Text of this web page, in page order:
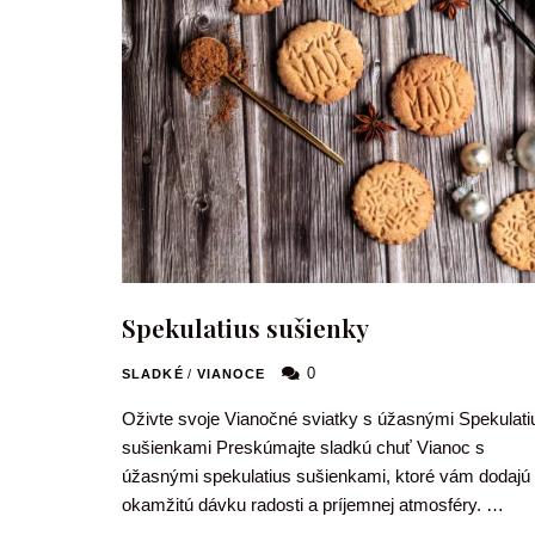
Spekulatius sušienky
SLADKÉ / VIANOCE 0
Oživte svoje Vianočné sviatky s úžasnými
sušienkami Preskúmajte sladkú chuť Vianoc s
úžasnými spekulatius sušienkami, ktoré vám dodajú
okamžitú dávku radosti a príjemnej atmosféry. …